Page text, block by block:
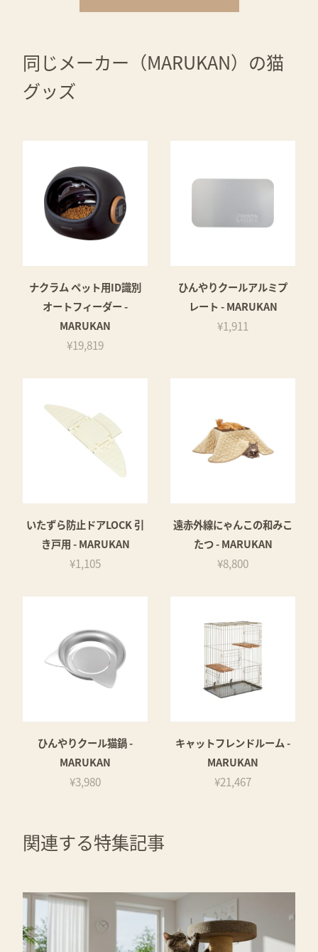
同じメーカー（MARUKAN）の猫
グッズ
ナクラム ペット用ID識別
オートフィーダー -
MARUKAN
¥19,819
ひんやりクールアルミプ
レート - MARUKAN
¥1,911
いたずら防止ドアLOCK 引
き戸用 - MARUKAN
¥1,105
遠赤外線にゃんこの和みこ
たつ - MARUKAN
¥8,800
ひんやりクール猫鍋 -
MARUKAN
¥3,980
キャットフレンドルーム -
MARUKAN
¥21,467
関連する特集記事